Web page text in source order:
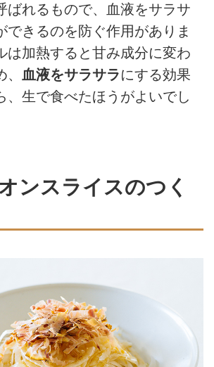
ばれるもので、血液をサラサ
できるのを防ぐ作用がありま
は加熱すると甘み成分に変わ
血液をサラサラにする効果
、生で食べたほうがよいでし
ンスライスのつく